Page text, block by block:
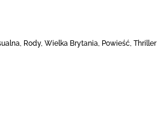
Rody, Wielka Brytania, Powieść, Thriller